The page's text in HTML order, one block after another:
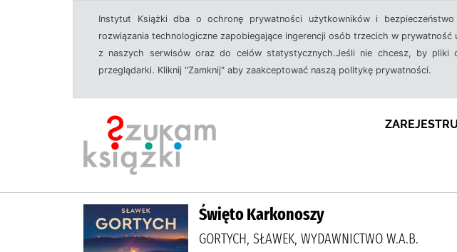
Instytut Książki dba o ochronę prywatności użytkowników i
rozwiązania technologiczne zapobiegające ingerencji osób trzecich w
z naszych serwisów oraz do celów statystycznych.Jeśli nie chcesz, by pliki
przeglądarki. Kliknij "Zamknij" aby zaakceptować naszą politykę prywatności.
Święto Karkonoszy
GORTYCH, SŁAWEK, WYDAWNICTWO W.A.B.